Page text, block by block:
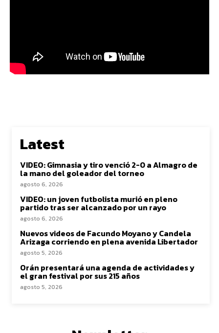
Latest
VIDEO: Gimnasia y tiro venció 2-0 a Almagro de
la mano del goleador del torneo
agosto 6, 2026
VIDEO: un joven futbolista murió en pleno
partido tras ser alcanzado por un rayo
agosto 6, 2026
Nuevos videos de Facundo Moyano y Candela
Arizaga corriendo en plena avenida Libertador
agosto 5, 2026
Orán presentará una agenda de actividades y
el gran festival por sus 215 años
agosto 5, 2026